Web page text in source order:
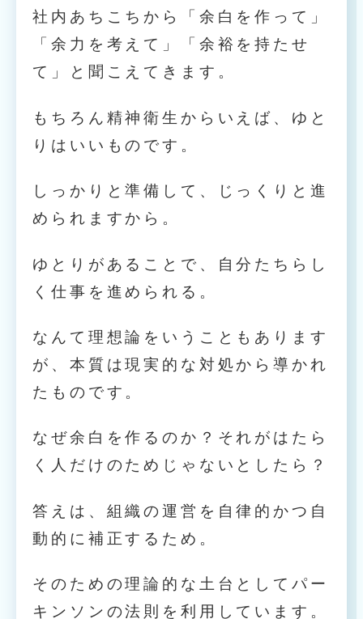
社内あちこちから「余白を作って」
「余力を考えて」「余裕を持たせ
て」と聞こえてきます。
もちろん精神衛生からいえば、ゆと
りはいいものです。
しっかりと準備して、じっくりと進
められますから。
ゆとりがあることで、自分たちらし
く仕事を進められる。
なんて理想論をいうこともあります
が、本質は現実的な対処から導かれ
たものです。
なぜ余白を作るのか？それがはたら
く人だけのためじゃないとしたら？
答えは、組織の運営を自律的かつ自
動的に補正するため。
そのための理論的な土台としてパー
キンソンの法則を利用しています。